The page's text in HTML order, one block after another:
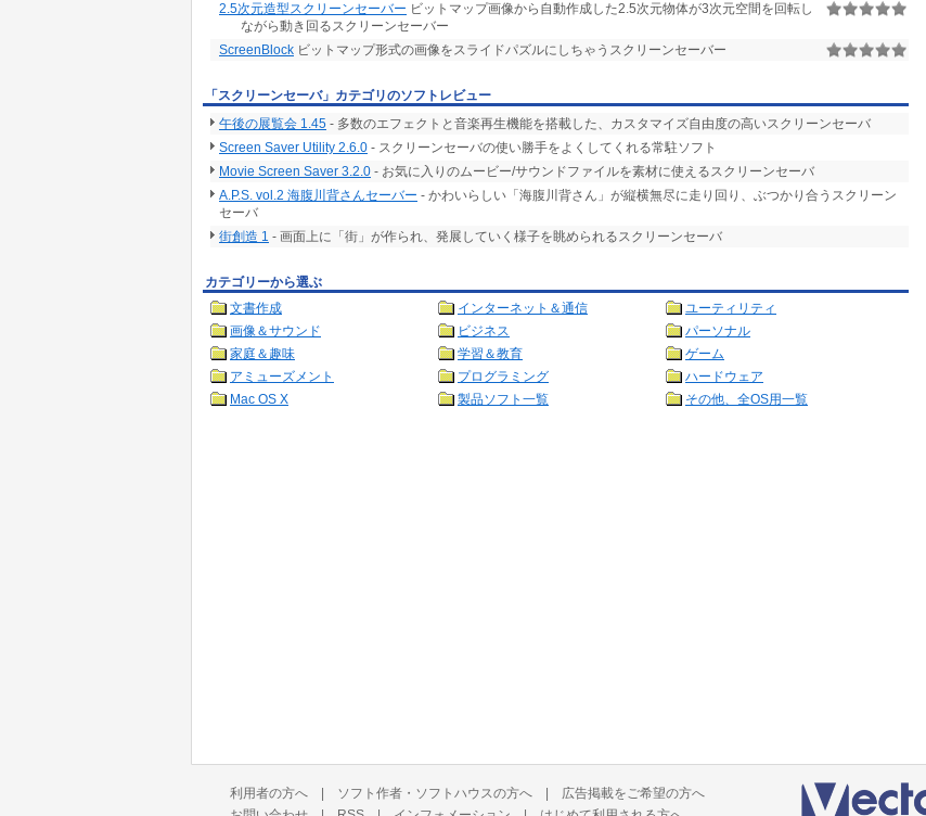
2.5次元造型スクリーンセーバー ビットマップ画像から自動作成した2.5次元物体が3次元空間を回転し
ながら動き回るスクリーンセーバー
ScreenBlock ビットマップ形式の画像をスライドパズルにしちゃうスクリーンセーバー
「スクリーンセーバ」カテゴリのソフトレビュー
午後の展覧会 1.45 - 多数のエフェクトと音楽再生機能を搭載した、カスタマイズ自由度の高いスクリーンセーバ
Screen Saver Utility 2.6.0 - スクリーンセーバの使い勝手をよくしてくれる常駐ソフト
Movie Screen Saver 3.2.0 - お気に入りのムービー/サウンドファイルを素材に使えるスクリーンセーバ
A.P.S. vol.2 海腹川背さんセーバー - かわいらしい「海腹川背さん」が縦横無尽に走り回り、ぶつかり合うスクリーン
セーバ
街創造 1 - 画面上に「街」が作られ、発展していく様子を眺められるスクリーンセーバ
カテゴリーから選ぶ
文書作成
インターネット＆通信
ユーティリティ
画像＆サウンド
ビジネス
パーソナル
家庭＆趣味
学習＆教育
ゲーム
アミューズメント
プログラミング
ハードウェア
Mac OS X
製品ソフト一覧 その他、全OS用一覧
利用者の方へ | ソフト作者・ソフトハウスの方へ | 広告掲載をご希望の方へ